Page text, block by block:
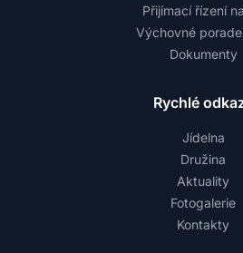
Přijímací řízení
Výchovné
Dokumenty
Rychlé
Jídelna
Družina
Aktuality
Fotogalerie
Kontakty